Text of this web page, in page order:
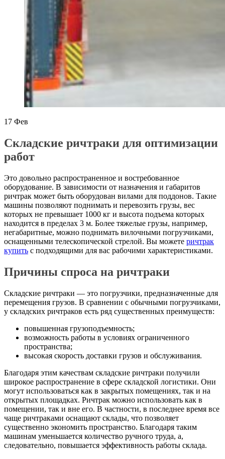
17 Фев
Складские ричтраки для оптимизации
работ
Это довольно распространенное и востребованное
оборудование. В зависимости от назначения и габаритов
ричтрак может быть оборудован вилами для поддонов. Такие
машины позволяют поднимать и перевозить грузы, вес
которых не превышает 1000 кг и высота подъема которых
находится в пределах 3 м. Более тяжелые грузы, например,
негабаритные, можно поднимать вилочными погрузчиками,
оснащенными телескопической стрелой. Вы можете ричтрак
купить с подходящими для вас рабочими характеристиками.
Причины спроса на ричтраки
Складские ричтраки — это погрузчики, предназначенные для
перемещения грузов. В сравнении с обычными погрузчиками,
у складских ричтраков есть ряд существенных преимуществ:
повышенная грузоподъемность;
возможность работы в условиях ограниченного
пространства;
высокая скорость доставки грузов и обслуживания.
Благодаря этим качествам складские ричтраки получили
широкое распространение в сфере складской логистики. Они
могут использоваться как в закрытых помещениях, так и на
открытых площадках. Ричтрак можно использовать как в
помещении, так и вне его. В частности, в последнее время все
чаще ричтраками оснащают склады, что позволяет
существенно экономить пространство. Благодаря таким
машинам уменьшается количество ручного труда, а,
следовательно, повышается эффективность работы склада.